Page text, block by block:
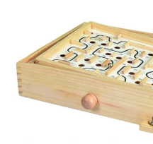
accesorii cărucioare
accesorii scaun auto
accesorii scaun avion